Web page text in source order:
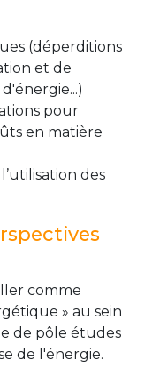
(déperditions
et de
pour
en matière
des
comme
» au sein
de pôle études
de l'énergie.